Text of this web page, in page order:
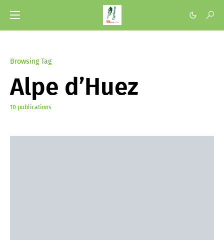
Browsing Tag
Alpe d’Huez
10 publications